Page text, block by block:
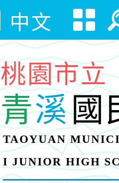
中文
桃園市立
青溪國
TAOYUAN
I JUNIOR HIGH